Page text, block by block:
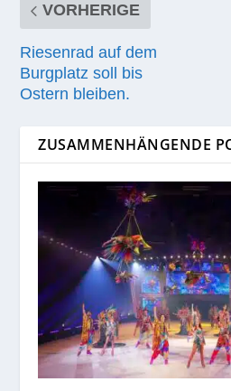
VORHERIGE
Riesenrad auf dem
Burgplatz soll bis
Ostern bleiben.
ZUSAMMENHÄNGENDE